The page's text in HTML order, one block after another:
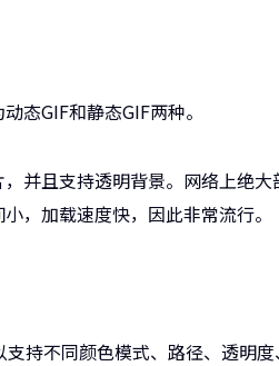
态GIF和静态GIF两种。
并且支持透明背景。网络上绝
，加载速度快，因此非常流行。
持不同颜色模式、路径、透明